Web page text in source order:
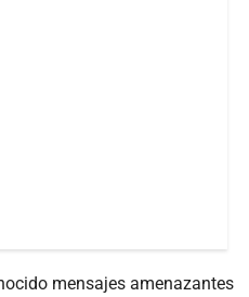
mensajes amenazantes